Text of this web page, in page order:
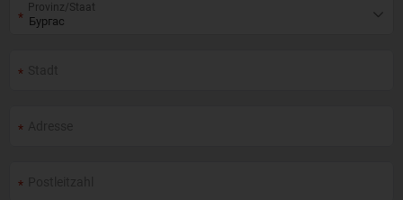
Provinz/Staat